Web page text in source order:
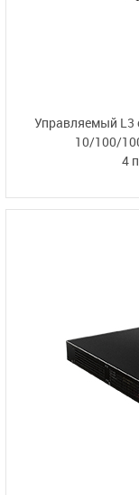
Управляемый L3
10/100/
4